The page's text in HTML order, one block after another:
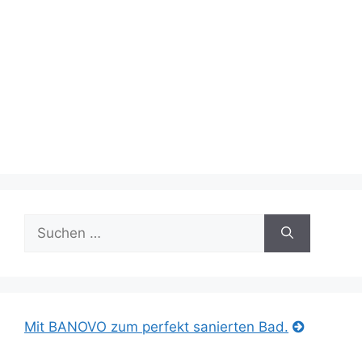
nach:
Mit BANOVO zum perfekt sanierten Bad.